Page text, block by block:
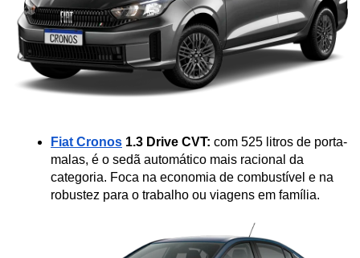
Fiat Cronos 1.3 Drive CVT: com 525 litros de porta-
malas, é o sedã automático mais racional da
categoria. Foca na economia de combustível e na
robustez para o trabalho ou viagens em família.